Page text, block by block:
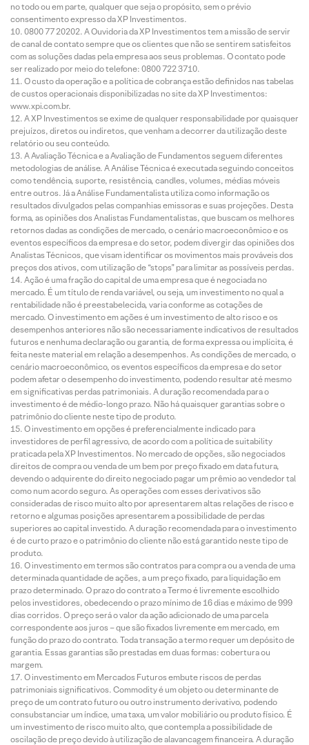
no todo ou em parte, qualquer que seja o propósito, sem o prévio
consentimento expresso da XP Investimentos.
0800 77 20202. A Ouvidoria da XP Investimentos tem a missão de servir
de canal de contato sempre que os clientes que não se sentirem satisfeitos
com as soluções dadas pela empresa aos seus problemas. O contato pode
ser realizado por meio do telefone: 0800 722 3710.
O custo da operação e a política de cobrança estão definidos nas tabelas
de custos operacionais disponibilizadas no site da XP Investimentos:
www.xpi.com.br.
A XP Investimentos se exime de qualquer responsabilidade por quaisquer
prejuízos, diretos ou indiretos, que venham a decorrer da utilização deste
relatório ou seu conteúdo.
A Avaliação Técnica e a Avaliação de Fundamentos seguem diferentes
metodologias de análise. A Análise Técnica é executada seguindo conceitos
como tendência, suporte, resistência, candles, volumes, médias móveis
entre outros. Já a Análise Fundamentalista utiliza como informação os
resultados divulgados pelas companhias emissoras e suas projeções. Desta
forma, as opiniões dos Analistas Fundamentalistas, que buscam os melhores
retornos dadas as condições de mercado, o cenário macroeconômico e os
eventos específicos da empresa e do setor, podem divergir das opiniões dos
Analistas Técnicos, que visam identificar os movimentos mais prováveis dos
preços dos ativos, com utilização de “stops” para limitar as possíveis perdas.
Ação é uma fração do capital de uma empresa que é negociada no
mercado. É um título de renda variável, ou seja, um investimento no qual a
rentabilidade não é preestabelecida, varia conforme as cotações de
mercado. O investimento em ações é um investimento de alto risco e os
desempenhos anteriores não são necessariamente indicativos de resultados
futuros e nenhuma declaração ou garantia, de forma expressa ou implícita, é
feita neste material em relação a desempenhos. As condições de mercado, o
cenário macroeconômico, os eventos específicos da empresa e do setor
podem afetar o desempenho do investimento, podendo resultar até mesmo
em significativas perdas patrimoniais. A duração recomendada para o
investimento é de médio-longo prazo. Não há quaisquer garantias sobre o
patrimônio do cliente neste tipo de produto.
O investimento em opções é preferencialmente indicado para
investidores de perfil agressivo, de acordo com a política de suitability
praticada pela XP Investimentos. No mercado de opções, são negociados
direitos de compra ou venda de um bem por preço fixado em data futura,
devendo o adquirente do direito negociado pagar um prêmio ao vendedor tal
como num acordo seguro. As operações com esses derivativos são
consideradas de risco muito alto por apresentarem altas relações de risco e
retorno e algumas posições apresentarem a possibilidade de perdas
superiores ao capital investido. A duração recomendada para o investimento
é de curto prazo e o patrimônio do cliente não está garantido neste tipo de
produto.
O investimento em termos são contratos para compra ou a venda de uma
determinada quantidade de ações, a um preço fixado, para liquidação em
prazo determinado. O prazo do contrato a Termo é livremente escolhido
pelos investidores, obedecendo o prazo mínimo de 16 dias e máximo de 999
dias corridos. O preço será o valor da ação adicionado de uma parcela
correspondente aos juros – que são fixados livremente em mercado, em
função do prazo do contrato. Toda transação a termo requer um depósito de
garantia. Essas garantias são prestadas em duas formas: cobertura ou
margem.
O investimento em Mercados Futuros embute riscos de perdas
patrimoniais significativos. Commodity é um objeto ou determinante de
preço de um contrato futuro ou outro instrumento derivativo, podendo
consubstanciar um índice, uma taxa, um valor mobiliário ou produto físico. É
um investimento de risco muito alto, que contempla a possibilidade de
oscilação de preço devido à utilização de alavancagem financeira. A duração